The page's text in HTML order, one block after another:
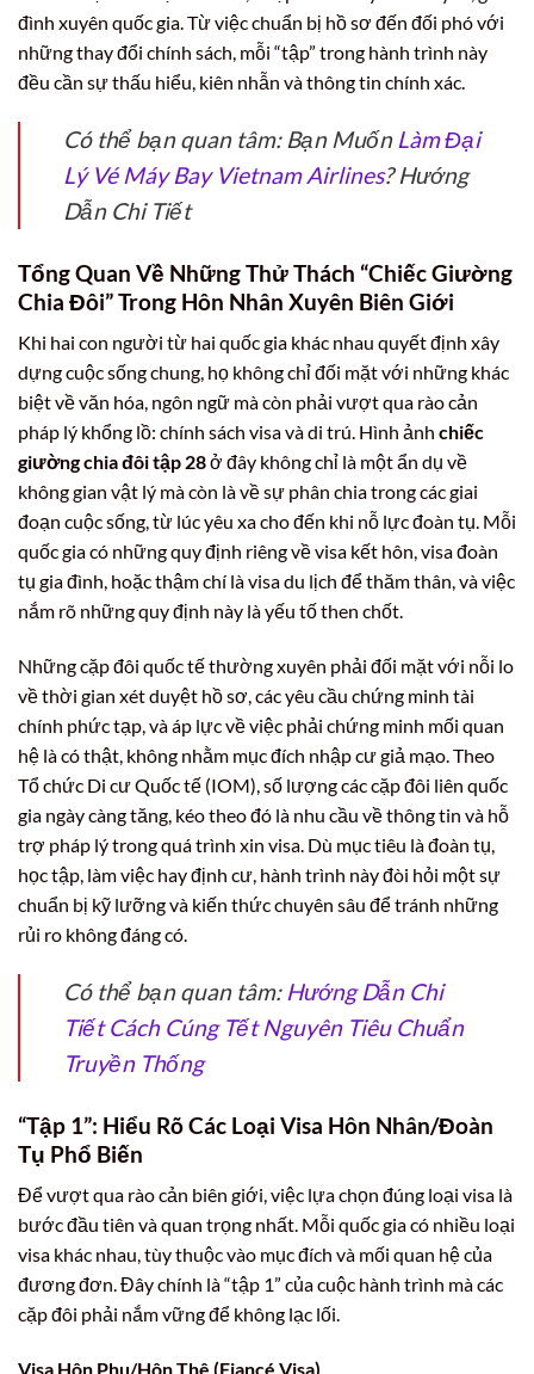
đình xuyên quốc gia. Từ việc chuẩn bị hồ sơ đến đối phó với
những thay đổi chính sách, mỗi “tập” trong hành trình này
đều cần sự thấu hiểu, kiên nhẫn và thông tin chính xác.
Có thể bạn quan tâm: Bạn Muốn Làm Đại
Lý Vé Máy Bay Vietnam Airlines? Hướng
Dẫn Chi Tiết
Tổng Quan Về Những Thử Thách “Chiếc Giường
Chia Đôi” Trong Hôn Nhân Xuyên Biên Giới
Khi hai con người từ hai quốc gia khác nhau quyết định xây
dựng cuộc sống chung, họ không chỉ đối mặt với những khác
biệt về văn hóa, ngôn ngữ mà còn phải vượt qua rào cản
pháp lý khổng lồ: chính sách visa và di trú. Hình ảnh chiếc
giường chia đôi tập 28ở đây không chỉ là một ẩn dụ về
không gian vật lý mà còn là về sự phân chia trong các giai
đoạn cuộc sống, từ lúc yêu xa cho đến khi nỗ lực đoàn tụ. Mỗi
quốc gia có những quy định riêng về visa kết hôn, visa đoàn
tụ gia đình, hoặc thậm chí là visa du lịch để thăm thân, và việc
nắm rõ những quy định này là yếu tố then chốt.
Những cặp đôi quốc tế thường xuyên phải đối mặt với nỗi lo
về thời gian xét duyệt hồ sơ, các yêu cầu chứng minh tài
chính phức tạp, và áp lực về việc phải chứng minh mối quan
hệ là có thật, không nhằm mục đích nhập cư giả mạo. Theo
Tổ chức Di cư Quốc tế (IOM), số lượng các cặp đôi liên quốc
gia ngày càng tăng, kéo theo đó là nhu cầu về thông tin và hỗ
trợ pháp lý trong quá trình xin visa. Dù mục tiêu là đoàn tụ,
học tập, làm việc hay định cư, hành trình này đòi hỏi một sự
chuẩn bị kỹ lưỡng và kiến thức chuyên sâu để tránh những
rủi ro không đáng có.
Có thể bạn quan tâm: Hướng Dẫn Chi
Tiết Cách Cúng Tết Nguyên Tiêu Chuẩn
Truyền Thống
“Tập 1”: Hiểu Rõ Các Loại Visa Hôn Nhân/Đoàn
Tụ Phổ Biến
Để vượt qua rào cản biên giới, việc lựa chọn đúng loại visa là
bước đầu tiên và quan trọng nhất. Mỗi quốc gia có nhiều loại
visa khác nhau, tùy thuộc vào mục đích và mối quan hệ của
đương đơn. Đây chính là “tập 1” của cuộc hành trình mà các
cặp đôi phải nắm vững để không lạc lối.
Visa Hôn Phu/Hôn Thê (Fiancé Visa)